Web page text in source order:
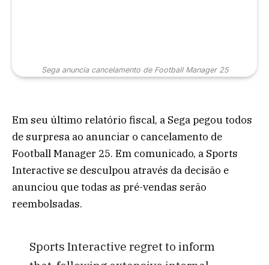
Sega anuncia cancelamento de Football Manager 25
Em seu último relatório fiscal, a Sega pegou todos
de surpresa ao anunciar o cancelamento de
Football Manager 25. Em comunicado, a Sports
Interactive se desculpou através da decisão e
anunciou que todas as pré-vendas serão
reembolsadas.
Sports Interactive regret to inform